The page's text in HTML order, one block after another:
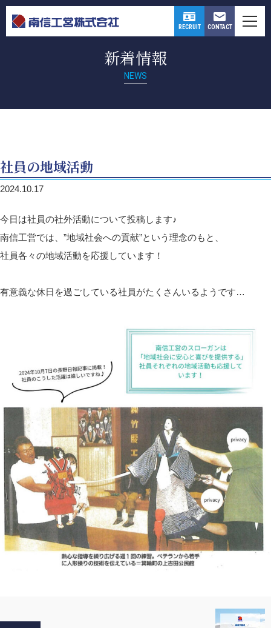
RECRUIT CONTACT
新着情報
NEWS
社員の地域活動
2024.10.17
今日は社員の社外活動について投稿します♪
南信工営では、”地域社会への貢献”という理念のもと、
社員各々の地域活動を応援しています！
有意義な休日を過ごしている社員がたくさんいるようです…